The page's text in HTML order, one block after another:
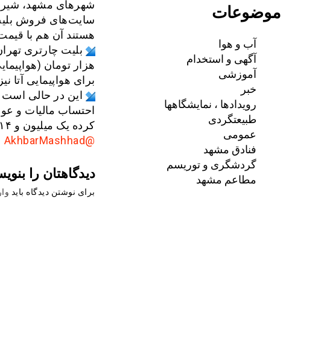
شهرهای مشهد،
سایت‌های فروش
هستند آن هم با
هزار تومان
برای هواپیمایی آتا نیز یک
این در حالی
احتساب مالیات و
کرده یک میلیون و ۳۱۴ هزار و ۸۰۰ تومان است./تسنیم
@AkhbarMashhad
دیدگاهتان را
برای نوشتن دیدگاه باید
موضوعات
آب و هوا
آگهی و استخدام
آموزشی
خبر
رویدادها ، نمایشگاهها
طبیعتگردی
عمومی
فنادق مشهد
گردشگری و توریسم
مطاعم مشهد